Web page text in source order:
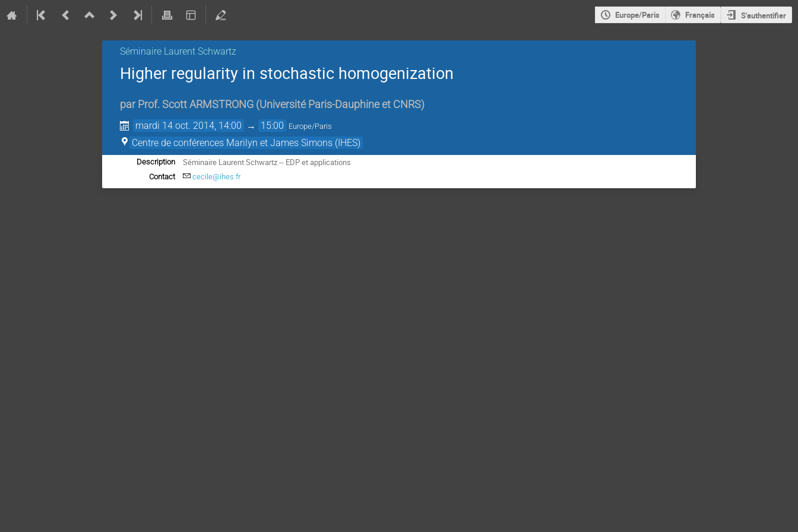
Europe/Paris Français S'authentifier
Séminaire Laurent Schwartz
Higher regularity in stochastic homogenization
par Prof. Scott ARMSTRONG (Université Paris-Dauphine et CNRS)
mardi 14 oct. 2014, 14:00 → 15:00 Europe/Paris
Centre de conférences Marilyn et James Simons (IHES)
Description Séminaire Laurent Schwartz -- EDP et applications
Contact cecile@ihes.fr